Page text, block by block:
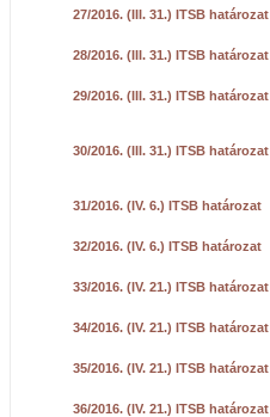
27/2016. (III. 31.) ITSB határozat
28/2016. (III. 31.) ITSB határozat
29/2016. (III. 31.) ITSB határozat
30/2016. (III. 31.) ITSB határozat
31/2016. (IV. 6.) ITSB határozat
32/2016. (IV. 6.) ITSB határozat
33/2016. (IV. 21.) ITSB határozat
34/2016. (IV. 21.) ITSB határozat
35/2016. (IV. 21.) ITSB határozat
36/2016. (IV. 21.) ITSB határozat